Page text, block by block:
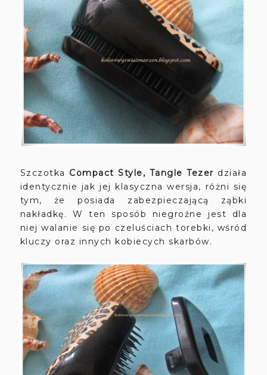
Szczotka Compact Style, Tangle Tezer działa
identycznie jak jej klasyczna wersja, różni się
tym, że posiada zabezpieczającą ząbki
nakładkę. W ten sposób niegroźne jest dla
niej walanie się po czeluściach torebki, wśród
kluczy oraz innych kobiecych skarbów.